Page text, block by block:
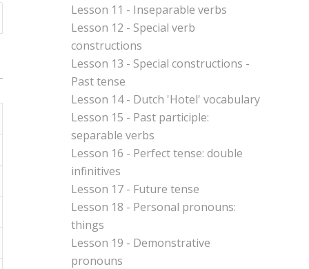
Lesson 11 - Inseparable verbs
Lesson 12 - Special verb
constructions
Lesson 13 - Special constructions -
Past tense
Lesson 14 - Dutch 'Hotel' vocabulary
Lesson 15 - Past participle:
separable verbs
Lesson 16 - Perfect tense: double
infinitives
Lesson 17 - Future tense
Lesson 18 - Personal pronouns:
things
Lesson 19 - Demonstrative
pronouns